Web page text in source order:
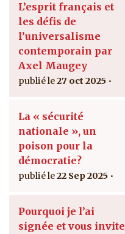
L’esprit français et
les défis de
l’universalisme
contemporain par
Axel Maugey
27 oct 2025
La « sécurité
nationale », un
poison pour la
démocratie?
22 Sep 2025
Pourquoi je l’ai
signée et vous invite